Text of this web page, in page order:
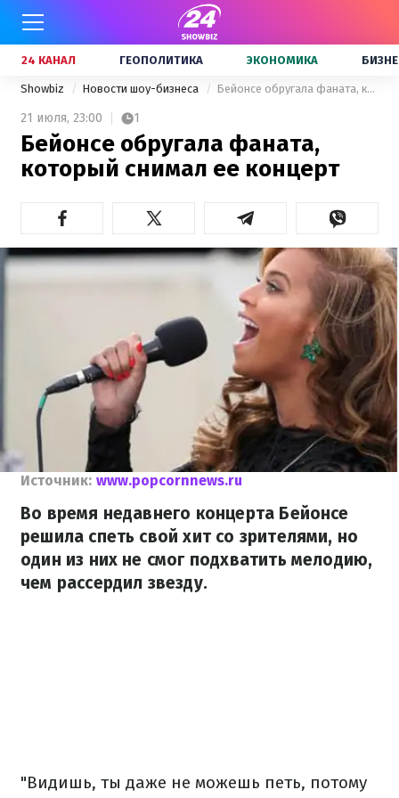
24 КАНАЛ ГЕОПОЛИТИКА ЭКОНОМИКА
Showbiz Новости шоу-бизнеса Бейонсе обругала фаната, который снимал ее концерт
21 июля, 23:00 1
Бейонсе обругала фаната,
который снимал ее концерт
Источник: www.popcornnews.ru
Во время недавнего концерта Бейонсе
решила спеть свой ​​хит со зрителями, но
один из них не смог подхватить мелодию,
чем рассердил звезду.
"Видишь, ты даже не можешь петь, потому